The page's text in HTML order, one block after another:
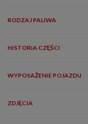
RODZAJ PALIWA
HISTORIA CZĘŚCI
WYPOSAŻENIE POJAZDU
ZDJĘCIA